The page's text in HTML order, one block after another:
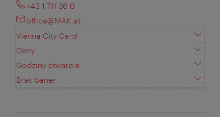
+43 1 711 36 0
office@MAK.at
Vienna City Card
Ceny
Godziny otwarcia
Brak barier